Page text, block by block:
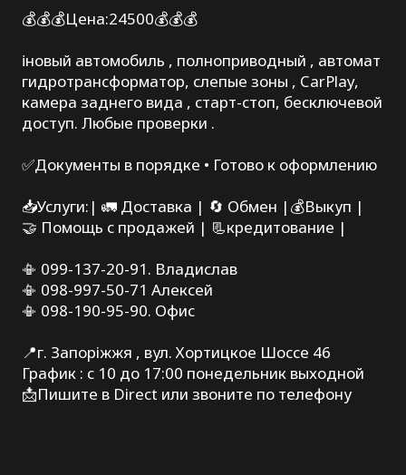
💰💰💰Цена:24500💰💰💰
ℹ️новый автомобиль , полноприводный , автомат
гидротрансформатор, слепые зоны , CarPlay,
камера заднего вида , старт-стоп, бесключевой
доступ. Любые проверки .
✅Документы в порядке • Готово к оформлению
📥Услуги:| 🚛 Доставка | 🔄 Обмен |💰Выкуп |
🤝 Помощь с продажей | 📃кредитование |
📳 099-137-20-91. Владислав
📳 098-997-50-71 Алексей
📳 098-190-95-90. Офис
📍г. Запоріжжя , вул. Хортицкое Шоссе 46
График : с 10 до 17:00 понедельник выходной
📩Пишите в Direct или звоните по телефону